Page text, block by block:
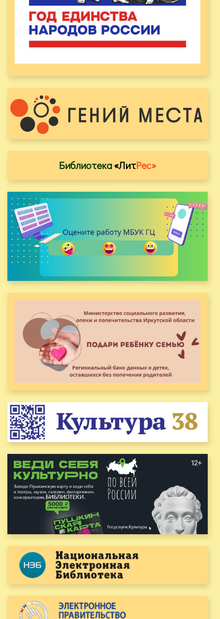
Библиотека«ЛитРес»